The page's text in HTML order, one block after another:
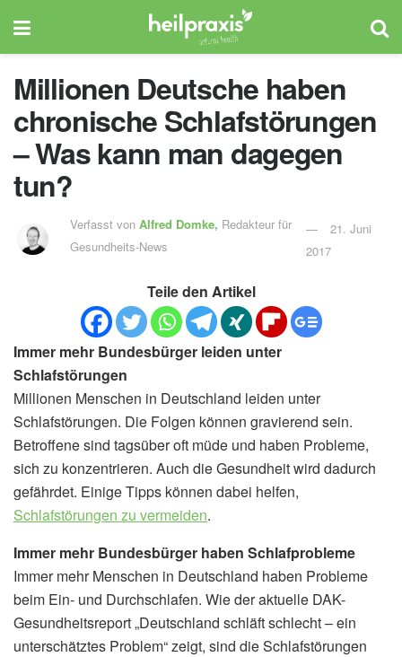
Millionen Deutsche haben
chronische Schlafstörungen
– Was kann man dagegen
tun?
Verfasst von Alfred Domke, Redakteur für
Gesundheits-News
21. Juni
2017
Teile den Artikel
Immer mehr Bundesbürger leiden unter
Schlafstörungen
Millionen Menschen in Deutschland leiden unter
Schlafstörungen. Die Folgen können gravierend sein.
Betroffene sind tagsüber oft müde und haben Probleme,
sich zu konzentrieren. Auch die Gesundheit wird dadurch
gefährdet. Einige Tipps können dabei helfen,
Schlafstörungen zu vermeiden.
Immer mehr Bundesbürger haben Schlafprobleme
Immer mehr Menschen in Deutschland haben Probleme
beim Ein- und Durchschlafen. Wie der aktuelle DAK-
Gesundheitsreport „Deutschland schläft schlecht – ein
unterschätztes Problem“ zeigt, sind die Schlafstörungen